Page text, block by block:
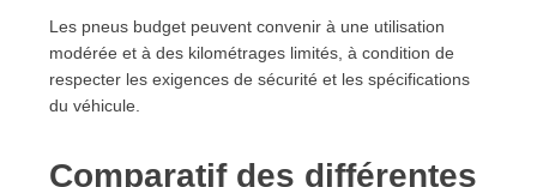
Les pneus budget peuvent convenir à une utilisation
modérée et à des kilométrages limités, à condition de
respecter les exigences de sécurité et les spécifications
du véhicule.
Comparatif des différentes